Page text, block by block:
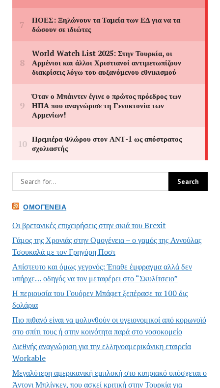
ΟΜΟΓΈΝΕΙΑ
Οι βρετανικές επιχειρήσεις στην σκιά του Brexit
Γάμος της Χρονιάς στην Ομογένεια – ο γαμός της Αννούλας
Τσουκαλά με τον Γρηγόρη Ποστ
Απίστευτο και όμως γεγονός: Έπαθε έμφραγμα αλλά δεν
υπήρχε… οδηγός να τον μεταφέρει στο “Σκυλίτσειο”
Η περιουσία του Γουόρεν Μπάφετ ξεπέρασε τα 100 δις
δολάρια
Πιο πιθανό είναι να μολυνθούν οι υγειονομικοί από κορωνοϊό
στο σπίτι τους ή στην κοινότητα παρά στο νοσοκομείο
Διεθνής αναγνώριση για την ελληνοαμερικάνικη εταιρεία
Workable
Μεγαλύτερη αμερικανική εμπλοκή στο κυπριακό υπόσχεται ο
Άντονι Μπλίνκεν, που ασκεί κριτική στην Τουρκία για